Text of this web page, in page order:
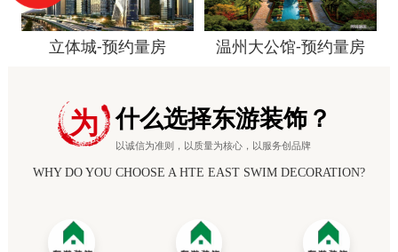
立体城-预约量房 温州大公馆-预约量房
为 什么选择东游装饰？
以诚信为准则，以质量为核心，以服务创品牌
WHY DO YOU CHOOSE A HTE EAST SWIM DECORATION?